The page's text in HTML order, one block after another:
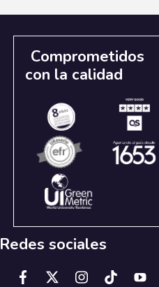
Comprometidos
con la calidad
Redes sociales